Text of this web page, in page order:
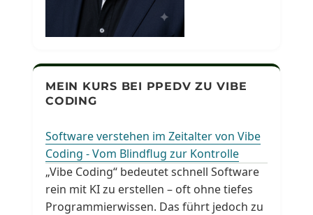
MEIN KURS BEI PPEDV ZU VIBE
CODING
Software verstehen im Zeitalter von Vibe
Coding - Vom Blindflug zur Kontrolle
„Vibe Coding“ bedeutet schnell Software
rein mit KI zu erstellen – oft ohne tiefes
Programmierwissen. Das führt jedoch zu